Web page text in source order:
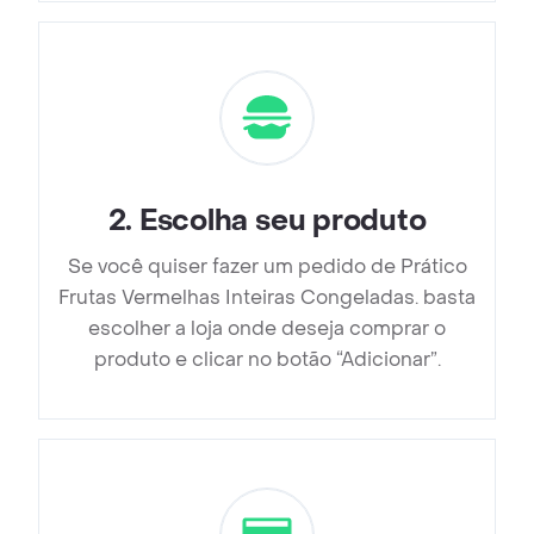
2. Escolha seu produto
Se você quiser fazer um pedido de Prático
Frutas Vermelhas Inteiras Congeladas. basta
escolher a loja onde deseja comprar o
produto e clicar no botão “Adicionar”.